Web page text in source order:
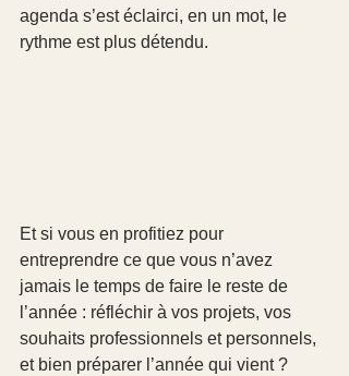
agenda s’est éclairci, en un mot, le
rythme est plus détendu.
Et si vous en profitiez pour
entreprendre ce que vous n’avez
jamais le temps de faire le reste de
l’année : réfléchir à vos projets, vos
souhaits professionnels et personnels,
et bien préparer l’année qui vient ?